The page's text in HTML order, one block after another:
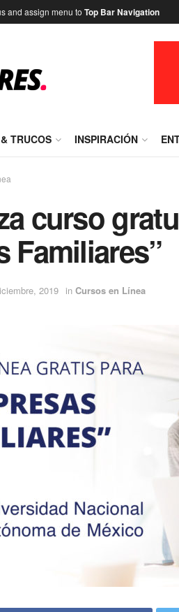
and assign menu to Top Bar Navigation
TRUCOS INSPIRACIÓN
curso
Familiares”
2019 in Cursos en Línea